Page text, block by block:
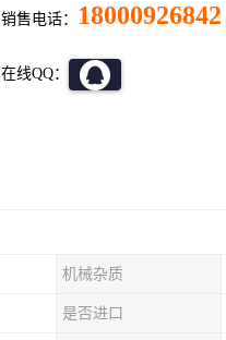
销售电话： 18000926842
在线QQ：
机械杂质
是否进口